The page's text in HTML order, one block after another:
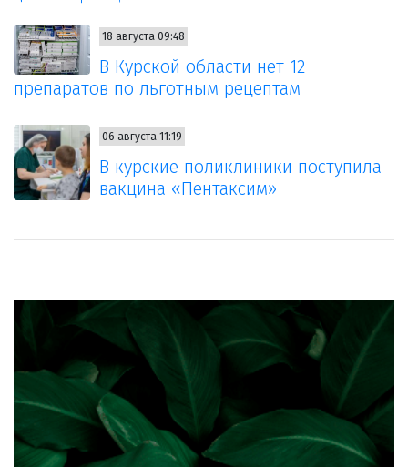
18 августа 09:48
В Курской области нет 12
препаратов по льготным рецептам
06 августа 11:19
В курские поликлиники поступила
вакцина «Пентаксим»